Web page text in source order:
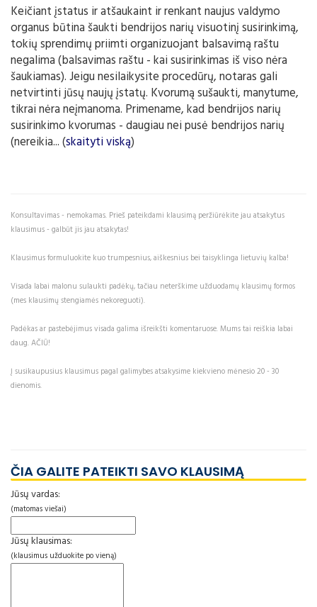
Keičiant įstatus ir atšaukaint ir renkant naujus valdymo
organus būtina šaukti bendrijos narių visuotinį susirinkimą,
tokių sprendimų priimti organizuojant balsavimą raštu
negalima (balsavimas raštu - kai susirinkimas iš viso nėra
šaukiamas). Jeigu nesilaikysite procedūrų, notaras gali
netvirtinti jūsų naujų įstatų. Kvorumą sušaukti, manytume,
tikrai nėra neįmanoma. Primename, kad bendrijos narių
susirinkimo kvorumas - daugiau nei pusė bendrijos narių
(nereikia... (skaityti viską)
Konsultavimas - nemokamas. Prieš pateikdami klausimą peržiūrėkite jau atsakytus
klausimus - galbūt jis jau atsakytas!
Klausimus formuluokite kuo trumpesnius, aiškesnius bei taisyklinga lietuvių kalba!
Visada labai malonu sulaukti padėkų, tačiau neterškime užduodamų klausimų formos
(mes klausimų stengiamės nekoreguoti).
Padėkas ar pastebėjimus visada galima išreikšti komentaruose. Mums tai reiškia labai
daug. AČIŪ!
Į susikaupusius klausimus pagal galimybes atsakysime kiekvieno mėnesio 20 - 30
dienomis.
ČIA GALITE PATEIKTI SAVO KLAUSIMĄ
Jūsų vardas:
(matomas viešai)
Jūsų klausimas:
(klausimus užduokite po vieną)